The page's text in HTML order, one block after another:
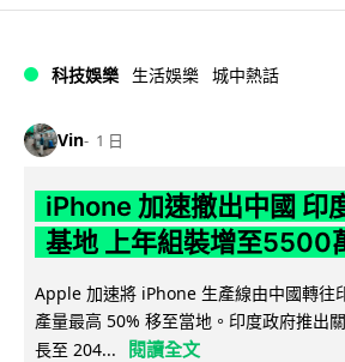
科技娛樂 生活娛樂 城中熱話
Vin 1 日
iPhone 加速撤出中國 印
基地 上年組裝增至5500
Apple 加速將 iPhone 生產線由中國轉往
產量最高 50% 移至當地。印度政府推出
長至 204...
閱讀全文